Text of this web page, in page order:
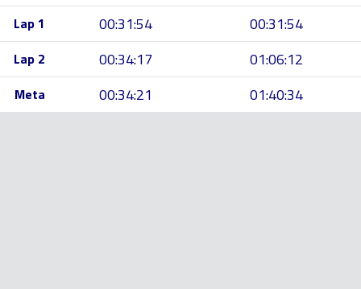
Lap 1
00:31:54 00:31:54
Lap 2 00:34:17 01:06:12
Meta 00:34:21 01:40:34